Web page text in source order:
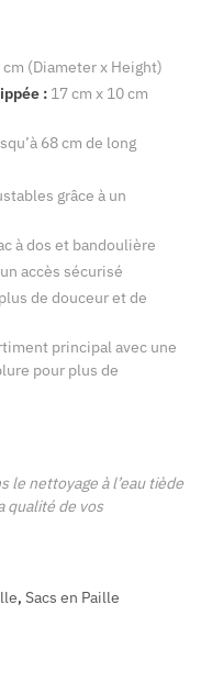
cm (Diameter x Height)
: 17 cm x 10 cm
68 cm de long
grâce à un
à dos et bandoulière
accès sécurisé
de douceur et de
principal avec une
pour plus de
le nettoyage à l’eau tiède
qualité de vos
, Sacs en Paille